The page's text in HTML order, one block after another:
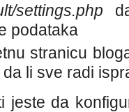
settings.php
podataka
stranicu
li sve radi
jeste da